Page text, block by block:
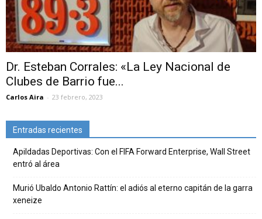
Dr. Esteban Corrales: «La Ley Nacional de
Clubes de Barrio fue...
Carlos Aira - 23 febrero, 2023
Entradas recientes
Apildadas Deportivas: Con el FIFA Forward Enterprise, Wall Street
entró al área
Murió Ubaldo Antonio Rattín: el adiós al eterno capitán de la garra
xeneize